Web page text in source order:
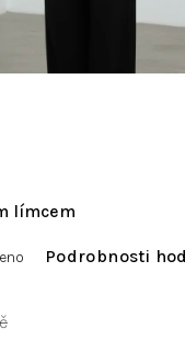
límcem
Podrobnosti